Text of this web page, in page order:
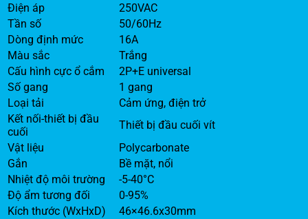
Điện áp
250VAC
Tần số
50/60Hz
Dòng định mức
16A
Màu sắc
Trắng
Cấu hình cực ổ cắm
2P+E universal
Số gang
1 gang
Loại tải
Cảm ứng, điện trở
Kết nối-thiết bị đầu
cuối
Thiết bị đầu cuối vít
Vật liệu
Polycarbonate
Gắn
Bề mặt, nổi
Nhiệt độ môi trường
-5-40°C
Độ ẩm tương đối
0-95%
Kích thước (WxHxD)
46×46.6x30mm